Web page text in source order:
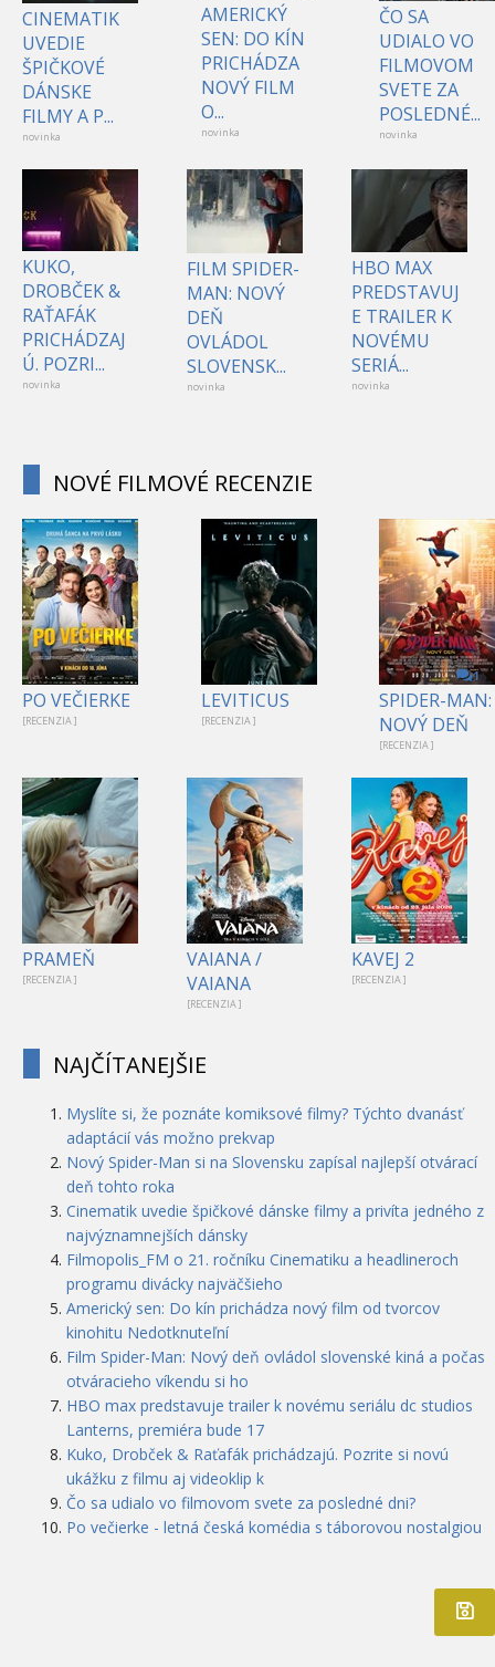
CINEMATIK
UVEDIE
ŠPIČKOVÉ
DÁNSKE
FILMY A P...
novinka
AMERICKÝ
SEN: DO KÍN
PRICHÁDZA
NOVÝ FILM
O...
novinka
ČO SA
UDIALO VO
FILMOVOM
SVETE ZA
POSLEDNÉ...
novinka
KUKO,
DROBČEK &
RAŤAFÁK
PRICHÁDZAJ
Ú. POZRI...
novinka
FILM SPIDER-
MAN: NOVÝ
DEŇ
OVLÁDOL
SLOVENSK...
novinka
HBO MAX
PREDSTAVUJ
E TRAILER K
NOVÉMU
SERIÁ...
novinka
NOVÉ FILMOVÉ RECENZIE
PO VEČIERKE
[RECENZIA ]
LEVITICUS
[RECENZIA ]
1
SPIDER-MAN:
NOVÝ DEŇ
[RECENZIA ]
PRAMEŇ
[RECENZIA ]
VAIANA /
VAIANA
[RECENZIA ]
KAVEJ 2
[RECENZIA ]
NAJČÍTANEJŠIE
Myslíte si, že poznáte komiksové filmy? Týchto dvanásť
adaptácií vás možno prekvap
Nový Spider-Man si na Slovensku zapísal najlepší otvárací
deň tohto roka
Cinematik uvedie špičkové dánske filmy a privíta jedného z
najvýznamnejších dánsky
Filmopolis_FM o 21. ročníku Cinematiku a headlineroch
programu divácky najväčšieho
Americký sen: Do kín prichádza nový film od tvorcov
kinohitu Nedotknuteľní
Film Spider-Man: Nový deň ovládol slovenské kiná a počas
otváracieho víkendu si ho
HBO max predstavuje trailer k novému seriálu dc studios
Lanterns, premiéra bude 17
Kuko, Drobček & Raťafák prichádzajú. Pozrite si novú
ukážku z filmu aj videoklip k
Čo sa udialo vo filmovom svete za posledné dni?
Po večierke - letná česká komédia s táborovou nostalgiou